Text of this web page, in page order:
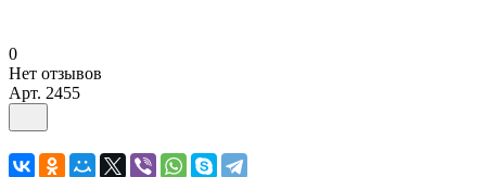
0
Нет отзывов
Арт. 2455